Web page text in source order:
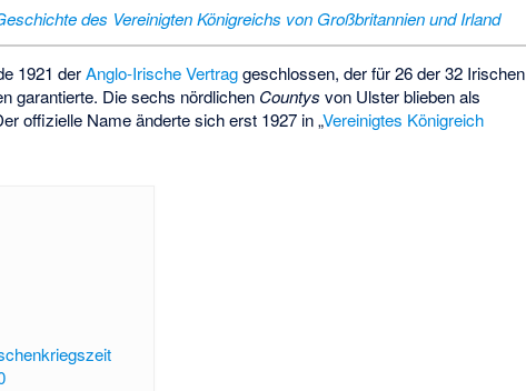
des Vereinigten Königreichs von Großbritannien und Irland
1921 derAnglo-Irische Vertraggeschlossen, der für 26 der 32 Irischen
garantierte. Die sechs nördlichen Countys von Ulster blieben als
offizielle Name änderte sich erst 1927 in „Vereinigtes Königreich